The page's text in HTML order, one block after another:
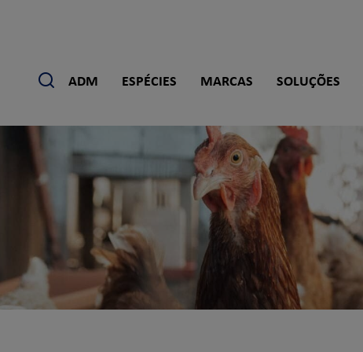
Pesquisar
ADM ESPÉCIES MARCAS SOLUÇÕES